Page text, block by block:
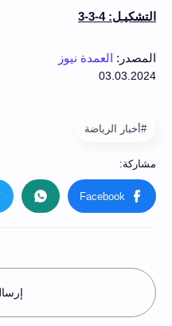
التشكيـل: 4-3-3
المصدر: العمدة نيوز
#أخبار الرياضة